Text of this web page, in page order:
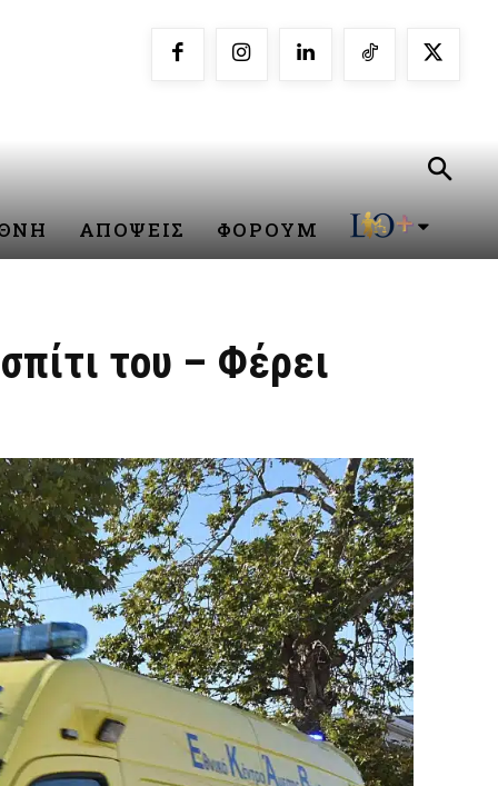
ΑΠΟΨΕΙΣ ΦΟΡΟΥΜ
του – Φέρει